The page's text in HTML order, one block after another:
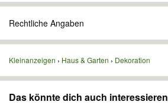
Rechtliche Angaben
Kleinanzeigen Haus & Garten Dekoration
Das könnte dich auch interessieren